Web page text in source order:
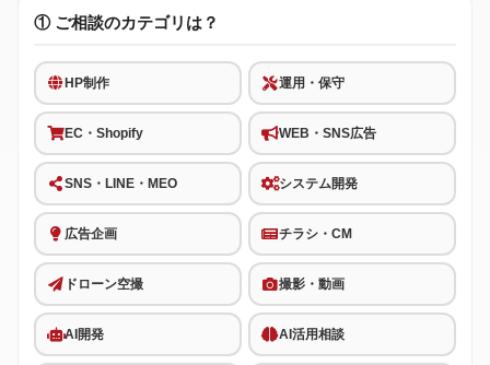
① ご相談のカテゴリは？
HP制作 運用・保守
EC・Shopify WEB・SNS広告
SNS・LINE・MEO システム開発
広告企画 チラシ・CM
ドローン空撮 撮影・動画
AI開発 AI活用相談